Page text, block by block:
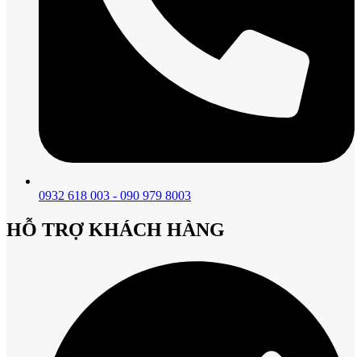
0932 618 003 - 090 979 8003
HỖ TRỢ KHÁCH HÀNG